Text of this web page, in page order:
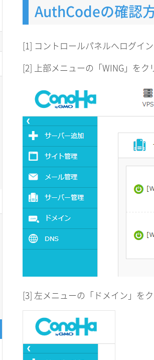
AuthCodeの確認
[1] コントロールパネルへログイン
[2] 上部メニューの「WING」をク
[3] 左メニューの「ドメイン」をク